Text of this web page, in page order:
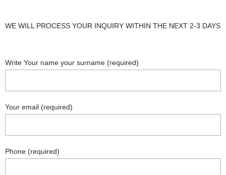
WE WILL PROCESS YOUR INQUIRY WITHIN THE NEXT 2-3 DAYS
Write Your name your surname (required)
Your email (required)
Phone (required)